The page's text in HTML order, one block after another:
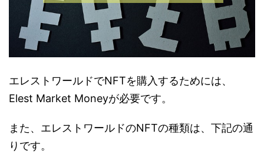
エレストワールドでNFTを購入するためには、
Elest Market Moneyが必要です。
また、エレストワールドのNFTの種類は、下記の通
りです。